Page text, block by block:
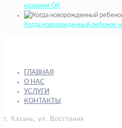
названия ОК
Когда новорожденный ребенок
ГЛАВНАЯ
О НАС
УСЛУГИ
КОНТАКТЫ
г. Казань, ул. Восстания